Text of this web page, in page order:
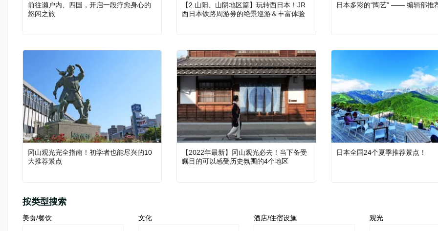
前往濑户内、四国，开启一段疗愈身心的
悠闲之旅
【2.山阳、山阴地区篇】玩转西日本！JR
西日本铁路周游券的绝景巡游＆丰富体验
日本多彩的“陶艺” —— 编辑部推
冈山观光完全指南！初学者也能尽兴的10
大推荐景点
【2022年最新】冈山观光必去！当下备受
瞩目的可以感受历史氛围的4个地区
日本全国24个夏季推荐景点！
按类型搜索
美食/餐饮 文化 酒店/住宿设施 观光